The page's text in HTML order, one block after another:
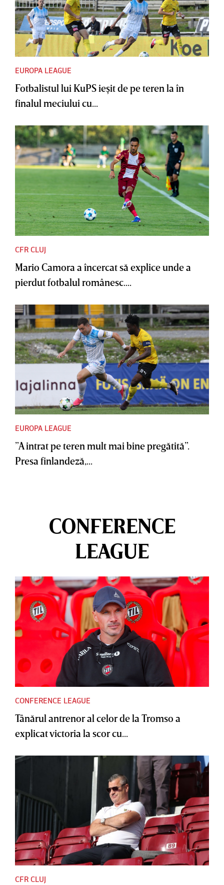
EUROPA LEAGUE
Fotbalistul lui KuPS ieşit de pe teren la în
finalul meciului cu...
CFR CLUJ
Mario Camora a încercat să explice unde a
pierdut fotbalul românesc....
EUROPA LEAGUE
”A intrat pe teren mult mai bine pregătită”.
Presa finlandeză,...
CONFERENCE
LEAGUE
CONFERENCE LEAGUE
Tânărul antrenor al celor de la Tromso a
explicat victoria la scor cu...
CFR CLUJ